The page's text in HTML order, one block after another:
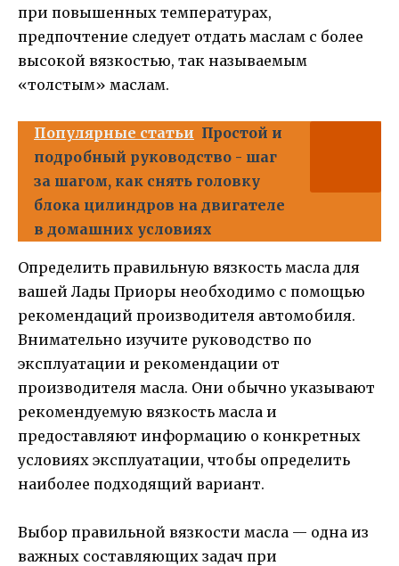
при повышенных температурах,
предпочтение следует отдать маслам с более
высокой вязкостью, так называемым
«толстым» маслам.
Популярные статьи Простой и
подробный руководство - шаг
за шагом, как снять головку
блока цилиндров на двигателе
в домашних условиях
Определить правильную вязкость масла для
вашей Лады Приоры необходимо с помощью
рекомендаций производителя автомобиля.
Внимательно изучите руководство по
эксплуатации и рекомендации от
производителя масла. Они обычно указывают
рекомендуемую вязкость масла и
предоставляют информацию о конкретных
условиях эксплуатации, чтобы определить
наиболее подходящий вариант.
Выбор правильной вязкости масла — одна из
важных составляющих задач при